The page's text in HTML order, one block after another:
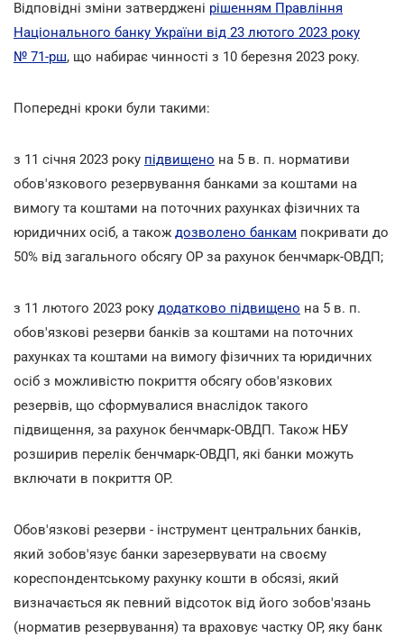
Відповідні зміни затверджені рішенням Правління
Національного банку України від 23 лютого 2023 року
№ 71-рш, що набирає чинності з 10 березня 2023 року.
Попередні кроки були такими:
з 11 січня 2023 року підвищено на 5 в. п. нормативи
обов'язкового резервування банками за коштами на
вимогу та коштами на поточних рахунках фізичних та
юридичних осіб, а також дозволено банкам покривати до
50% від загального обсягу ОР за рахунок бенчмарк-ОВДП;
з 11 лютого 2023 року додатково підвищено на 5 в. п.
обов'язкові резерви банків за коштами на поточних
рахунках та коштами на вимогу фізичних та юридичних
осіб з можливістю покриття обсягу обов'язкових
резервів, що сформувалися внаслідок такого
підвищення, за рахунок бенчмарк-ОВДП. Також НБУ
розширив перелік бенчмарк-ОВДП, які банки можуть
включати в покриття ОР.
Обов'язкові резерви - інструмент центральних банків,
який зобов'язує банки зарезервувати на своєму
кореспондентському рахунку кошти в обсязі, який
визначається як певний відсоток від його зобов'язань
(норматив резервування) та враховує частку ОР, яку банк